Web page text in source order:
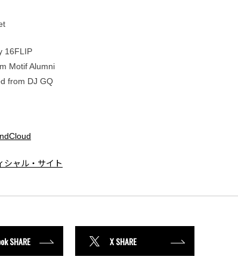
16FLIP
Motif Alumni
from DJ GQ
シャル・サイト
SHARE X SHARE